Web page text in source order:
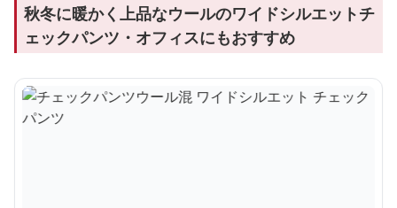
秋冬に暖かく上品なウールのワイドシルエットチ
ェックパンツ・オフィスにもおすすめ